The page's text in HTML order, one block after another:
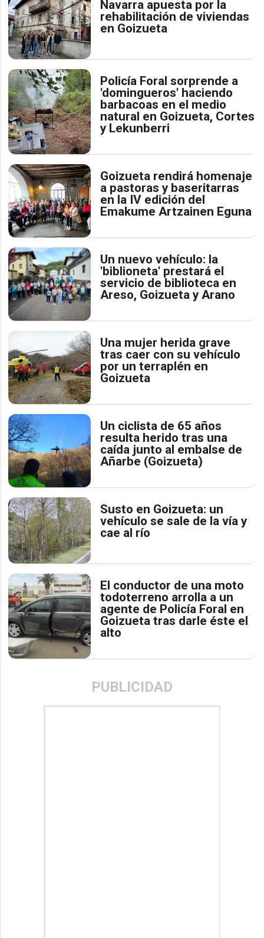
Navarra apuesta por la
rehabilitación de viviendas
en Goizueta
Policía Foral sorprende a
'domingueros' haciendo
barbacoas en el medio
natural en Goizueta, Cortes
y Lekunberri
Goizueta rendirá homenaje
a pastoras y baseritarras
en la IV edición del
Emakume Artzainen Eguna
Un nuevo vehículo: la
'biblioneta' prestará el
servicio de biblioteca en
Areso, Goizueta y Arano
Una mujer herida grave
tras caer con su vehículo
por un terraplén en
Goizueta
Un ciclista de 65 años
resulta herido tras una
caída junto al embalse de
Añarbe (Goizueta)
Susto en Goizueta: un
vehículo se sale de la vía y
cae al río
El conductor de una moto
todoterreno arrolla a un
agente de Policía Foral en
Goizueta tras darle éste el
alto
PUBLICIDAD